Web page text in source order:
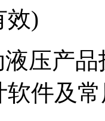
效)
压产
软件及